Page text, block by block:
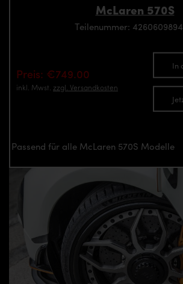
McLaren 570S
Teilenummer:
Preis: €749.00
inkl. Mwst. zzgl. Versandkosten
In
Passend für alle McLaren 570S Modelle